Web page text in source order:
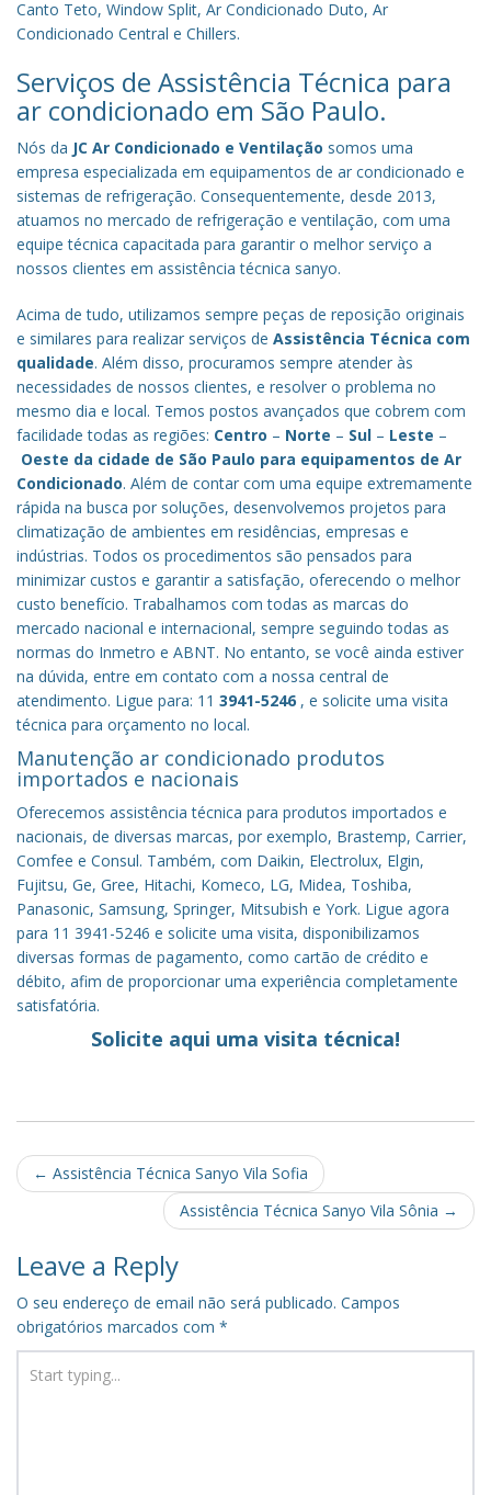
Canto Teto, Window Split, Ar Condicionado Duto, Ar
Condicionado Central e Chillers.
Serviços de Assistência Técnica para
ar condicionado em São Paulo.
Nós da JC Ar Condicionado e Ventilação somos uma
empresa especializada em equipamentos de ar condicionado e
sistemas de refrigeração. Consequentemente, desde 2013,
atuamos no mercado de refrigeração e ventilação, com uma
equipe técnica capacitada para garantir o melhor serviço a
nossos clientes em assistência técnica sanyo.
Acima de tudo, utilizamos sempre peças de reposição originais
e similares para realizar serviços de Assistência Técnica com
qualidade. Além disso, procuramos sempre atender às
necessidades de nossos clientes, e resolver o problema no
mesmo dia e local. Temos postos avançados que cobrem com
facilidade todas as regiões: Centro – Norte – Sul – Leste –
Oeste da cidade de São Paulo para equipamentos de Ar
Condicionado. Além de contar com uma equipe extremamente
rápida na busca por soluções, desenvolvemos projetos para
climatização de ambientes em residências, empresas e
indústrias. Todos os procedimentos são pensados para
minimizar custos e garantir a satisfação, oferecendo o melhor
custo benefício. Trabalhamos com todas as marcas do
mercado nacional e internacional, sempre seguindo todas as
normas do Inmetro e ABNT. No entanto, se você ainda estiver
na dúvida, entre em contato com a nossa central de
atendimento. Ligue para: 11 3941-5246 , e solicite uma visita
técnica para orçamento no local.
Manutenção ar condicionado produtos
importados e nacionais
Oferecemos assistência técnica para produtos importados e
nacionais, de diversas marcas, por exemplo, Brastemp, Carrier,
Comfee e Consul. Também, com Daikin, Electrolux, Elgin,
Fujitsu, Ge, Gree, Hitachi, Komeco, LG, Midea, Toshiba,
Panasonic, Samsung, Springer, Mitsubish e York. Ligue agora
para 11 3941-5246 e solicite uma visita, disponibilizamos
diversas formas de pagamento, como cartão de crédito e
débito, afim de proporcionar uma experiência completamente
satisfatória.
Solicite aqui uma visita técnica!
Post
navigation
← Assistência Técnica Sanyo Vila Sofia
Assistência Técnica Sanyo Vila Sônia →
Leave a Reply
O seu endereço de email não será publicado. Campos
obrigatórios marcados com *